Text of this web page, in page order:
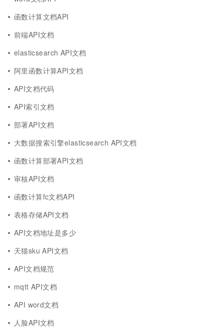
函数计算文档API
前端API文档
elasticsearch API文档
阿里函数计算API文档
API文档代码
API索引文档
部署API文档
大数据搜索引擎elasticsearch API文档
函数计算部署API文档
审核API文档
函数计算fc文档API
表格存储API文档
API文档地址是多少
天猫sku API文档
API文档规范
mqtt API文档
API word文档
人脸API文档